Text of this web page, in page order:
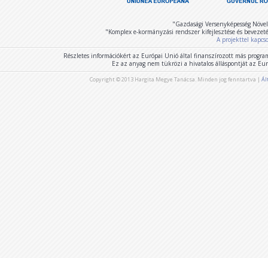
"Gazdasági Versenyképesség
"Komplex e-kormányzási rendszer kifejlesztése és
A projekttel
Részletes információkért az Európai Unió által finanszírozott más
Ez az anyag nem tükrözi a hivatalos álláspontját az
Copyright © 2013 Hargita Megye Tanácsa. Minden jog fenntartva |